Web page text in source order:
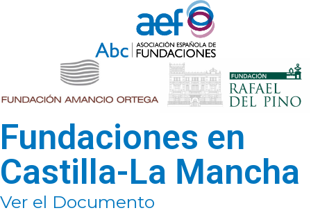
Fundaciones en
Castilla-La Mancha
Ver el Documento